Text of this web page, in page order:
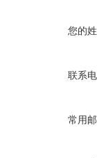
您的
联系
常用